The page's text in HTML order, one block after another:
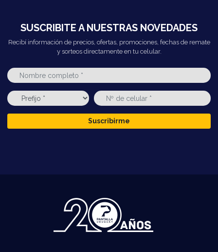
SUSCRIBITE A NUESTRAS NOVEDADES
Recibí información de precios, ofertas, promociones, fechas de remate
y sorteos directamente en tu celular.
Suscribirme